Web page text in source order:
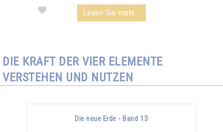
Lesen Sie mehr...
DIE KRAFT DER VIER ELEMENTE
VERSTEHEN UND NUTZEN
Die neue Erde - Band 13